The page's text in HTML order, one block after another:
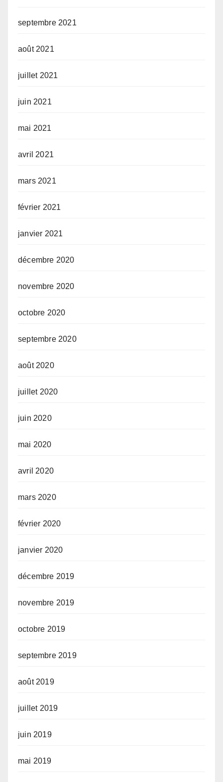
septembre 2021
août 2021
juillet 2021
juin 2021
mai 2021
avril 2021
mars 2021
février 2021
janvier 2021
décembre 2020
novembre 2020
octobre 2020
septembre 2020
août 2020
juillet 2020
juin 2020
mai 2020
avril 2020
mars 2020
février 2020
janvier 2020
décembre 2019
novembre 2019
octobre 2019
septembre 2019
août 2019
juillet 2019
juin 2019
mai 2019